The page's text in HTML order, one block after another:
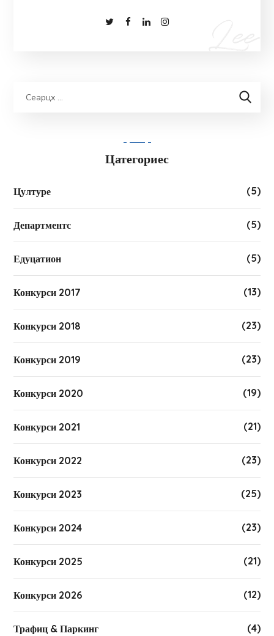
Цатегориес
Цултуре (5)
Департментс (5)
Едуцатион (5)
Конкурси 2017 (13)
Конкурси 2018 (23)
Конкурси 2019 (23)
Конкурси 2020 (19)
Конкурси 2021 (21)
Конкурси 2022 (23)
Конкурси 2023 (25)
Конкурси 2024 (23)
Конкурси 2025 (21)
Конкурси 2026 (12)
Трафиц & Паркинг (4)